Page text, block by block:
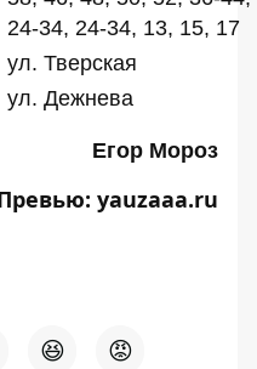
24-34, 24-34, 13, 15, 17
ул. Тверская
ул. Дежнева
Егор Мороз
yauzaaa.ru
😆 😡